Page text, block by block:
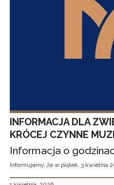
INFORMACJA DLA
KRÓCEJ CZYNNE
Informacja o
Informujemy, że w piątek, 3 kwietnia